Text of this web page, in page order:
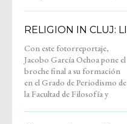
RELIGION IN CLUJ:
Con este fotorreportaje,
Jacobo García Ochoa pone el
broche final a su formación
en el Grado de Periodismo de
la Facultad de Filosofía y
Letras y cierra también su
etapa como colaborador de
Entremedios. Su trabajo nos